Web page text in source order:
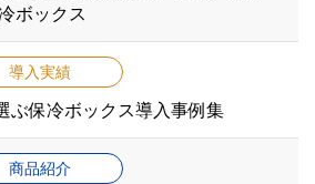
ボックス
導入実績
ぶ保冷ボックス導入事例集
商品紹介